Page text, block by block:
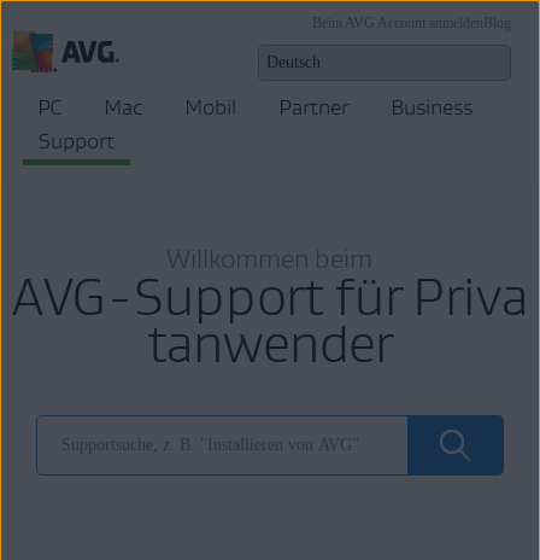
Blog
Beim AVG Account anmelden
PC Mac Mobil Partner
Business
Support
Willkommen beim
AVG-Support für Priva
tanwender